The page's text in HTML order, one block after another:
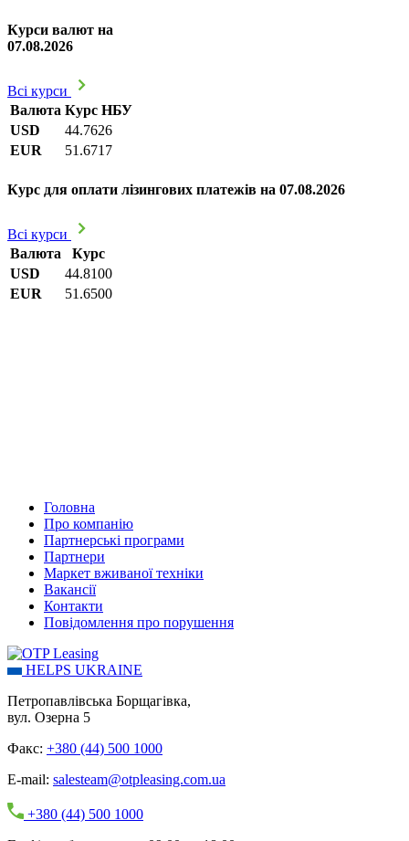
Курси валют на
07.08.2026
Всі курси
Валюта Курс НБУ
USD
44.7626
EUR
51.6717
Курс для оплати лізингових платежів на 07.08.2026
Всі курси
Валюта
Курс
USD
44.8100
EUR
51.6500
Головна
Про компанію
Партнерські програми
Партнери
Маркет вживаної техніки
Вакансії
Контакти
Повідомлення про порушення
HELPS UKRAINE
Петропавлівська Борщагівка,
вул. Озерна 5
Факс: +380 (44) 500 1000
E-mail: salesteam@otpleasing.com.ua
+380 (44) 500 1000